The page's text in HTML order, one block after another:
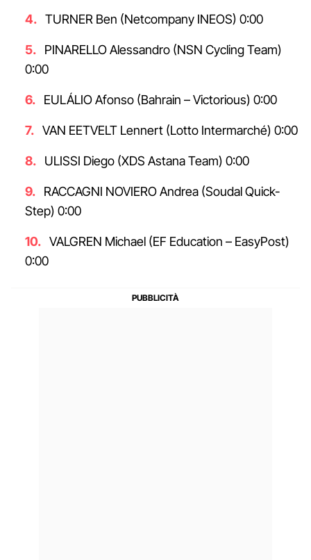
TURNER Ben (Netcompany INEOS) 0:00
PINARELLO Alessandro (NSN Cycling Team)
0:00
EULÁLIO Afonso (Bahrain – Victorious) 0:00
VAN EETVELT Lennert (Lotto Intermarché) 0:00
ULISSI Diego (XDS Astana Team) 0:00
RACCAGNI NOVIERO Andrea (Soudal Quick-
Step) 0:00
VALGREN Michael (EF Education – EasyPost)
0:00